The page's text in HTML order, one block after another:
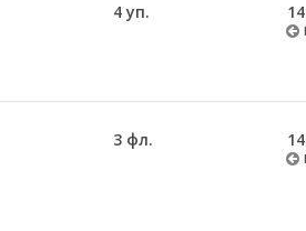
4 уп.
3 фл.